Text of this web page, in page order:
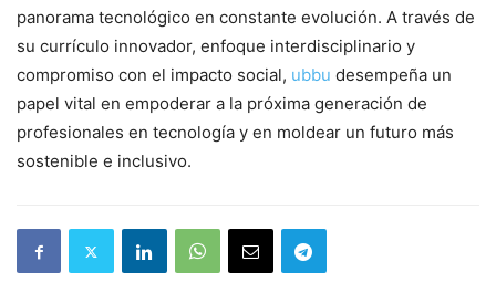
panorama tecnológico en constante evolución. A través de
su currículo innovador, enfoque interdisciplinario y
compromiso con el impacto social, ubbu desempeña un
papel vital en empoderar a la próxima generación de
profesionales en tecnología y en moldear un futuro más
sostenible e inclusivo.